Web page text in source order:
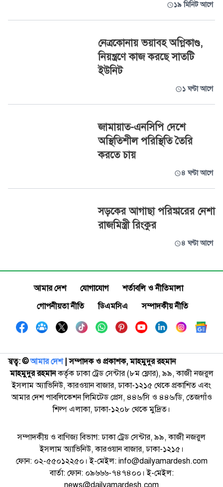
১৯ মিনিট আগে
নেত্রকোনায় ভয়াবহ অগ্নিকাণ্ড,
নিয়ন্ত্রণে কাজ করছে সাতটি
ইউনিট
১ ঘণ্টা আগে
জামায়াত-এনসিপি দেশে
অস্থিতিশীল পরিস্থিতি তৈরি
করতে চায়
৪ ঘণ্টা আগে
সড়কের আগাছা পরিষ্কারের নেশা
রাজমিস্ত্রী রিংকুর
৪ ঘণ্টা আগে
আমার দেশ যোগাযোগ
শর্তাবলি ও নীতিমালা
গোপনীয়তা নীতি
ডিএমসিএ সম্পাদকীয় নীতি
স্বত্ব: ©️আমার দেশ| সম্পাদক ও প্রকাশক, মাহমুদুর রহমান
মাহমুদুর রহমানকর্তৃক ঢাকা ট্রেড সেন্টার (৮ম ফ্লোর), ৯৯, কাজী নজরুল
ইসলাম অ্যাভিনিউ, কারওয়ান বাজার, ঢাকা-১২১৫ থেকে প্রকাশিত এবং
আমার দেশ পাবলিকেশন লিমিটেড প্রেস, ৪৪৬/সি ও ৪৪৬/ডি, তেজগাঁও
শিল্প এলাকা, ঢাকা-১২০৮ থেকে মুদ্রিত।
সম্পাদকীয় ও বাণিজ্য বিভাগ: ঢাকা ট্রেড সেন্টার, ৯৯, কাজী নজরুল
ইসলাম অ্যাভিনিউ, কারওয়ান বাজার, ঢাকা-১২১৫।
ফোন: ০২-৫৫০১২২৫০। ই-মেইল: info@dailyamardesh.com
বার্তা: ফোন: ০৯৬৬৬-৭৪৭৪০০। ই-মেইল:
news@dailyamardesh.com